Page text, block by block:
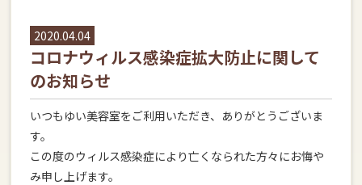
2020.04.04
コロナウィルス感染症拡大防止に関して
のお知らせ
いつもゆい美容室をご利用いただき、ありがとうございま
す。
この度のウィルス感染症により亡くなられた方々にお悔や
み申し上げます。